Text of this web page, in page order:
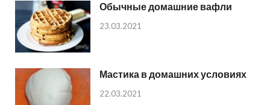
Обычные домашние вафли
23.03.2021
Мастика в домашних условиях
22.03.2021